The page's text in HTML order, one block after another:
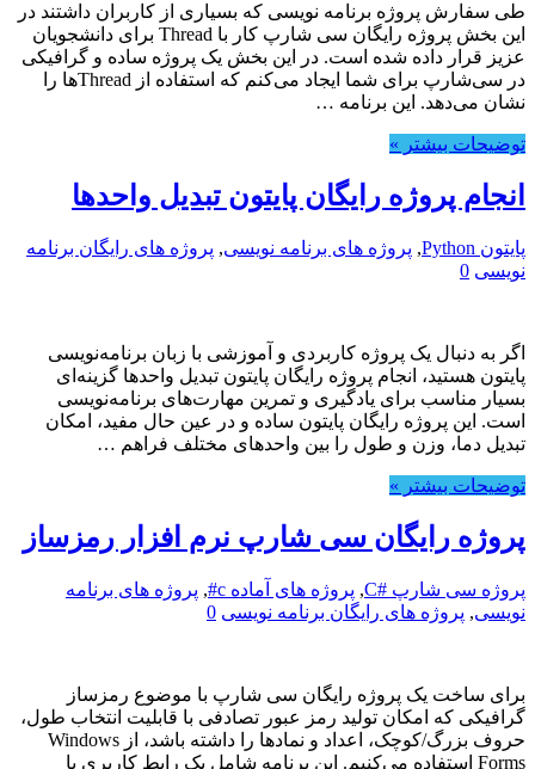
طی سفارش پروژه برنامه نویسی که بسیاری از کاربران داشتند در
این بخش پروژه رایگان سی شارپ کار با Thread برای دانشجویان
عزیز قرار داده شده است. در این بخش یک پروژه ساده و گرافیکی
در سی‌شارپ برای شما ایجاد می‌کنم که استفاده از Threadها را
نشان می‌دهد. این برنامه …
توضیحات بیشتر »
انجام پروژه رایگان پایتون تبدیل واحدها
پایتون Python , پروژه های برنامه نویسی, پروژه های رایگان برنامه
نویسی 0
اگر به دنبال یک پروژه کاربردی و آموزشی با زبان برنامه‌نویسی
پایتون هستید، انجام پروژه رایگان پایتون تبدیل واحدها گزینه‌ای
بسیار مناسب برای یادگیری و تمرین مهارت‌های برنامه‌نویسی
است. این پروژه رایگان پایتون ساده و در عین حال مفید، امکان
تبدیل دما، وزن و طول را بین واحدهای مختلف فراهم …
توضیحات بیشتر »
پروژه رایگان سی شارپ نرم افزار رمزساز
پروژه سی شارپ #C , پروژه های آماده c# , پروژه های برنامه
نویسی, پروژه های رایگان برنامه نویسی 0
برای ساخت یک پروژه رایگان سی شارپ با موضوع رمزساز
گرافیکی که امکان تولید رمز عبور تصادفی با قابلیت انتخاب طول،
حروف بزرگ/کوچک، اعداد و نمادها را داشته باشد، از Windows
Forms استفاده می‌کنیم. این برنامه شامل یک رابط کاربری با